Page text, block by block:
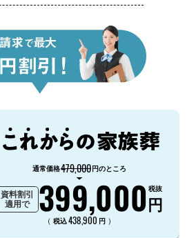
通常価格479,000円のところ
資料割引
適用で
399,000円
税抜
（ 税込438,900 円 ）